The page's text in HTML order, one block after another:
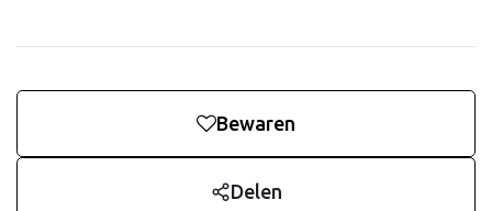
Bewaren
Delen